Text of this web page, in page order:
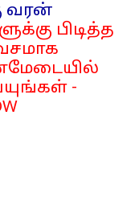
வரன்
பிடித்த
-